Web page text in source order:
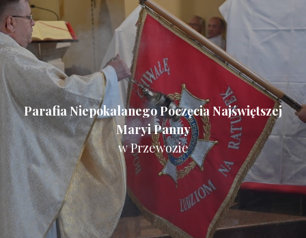
Parafia Niepokalanego Poczęcia Najświętszej
Maryi Panny
w Przewozie